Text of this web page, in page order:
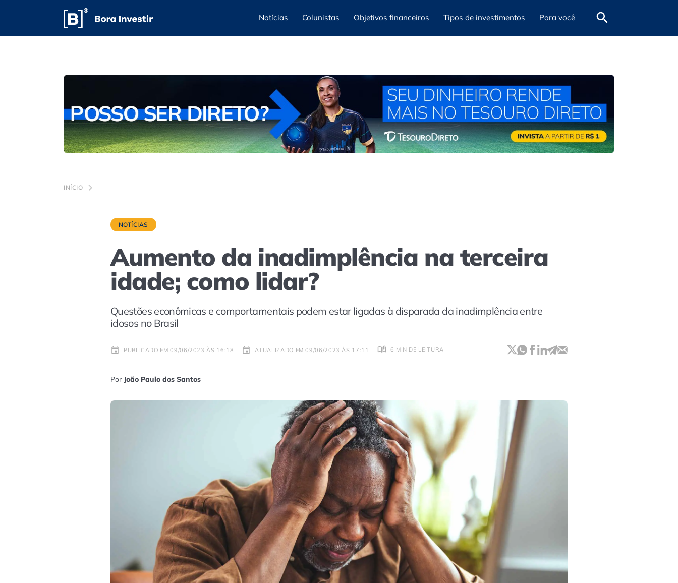
Notícias Colunistas Objetivos financeiros Tipos de investimentos Para você
INÍCIO
NOTÍCIAS
Aumento da inadimplência na terceira
idade; como lidar?
Questões econômicas e comportamentais podem estar ligadas à disparada da inadimplência entre
idosos no Brasil
PUBLICADO EM 09/06/2023 ÀS 16:18 ATUALIZADO EM 09/06/2023 ÀS 17:11 6 MIN DE LEITURA
Por João Paulo dos Santos